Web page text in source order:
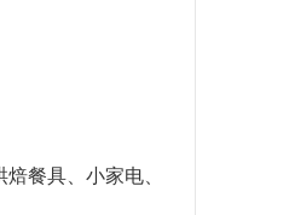
餐具、小家电、